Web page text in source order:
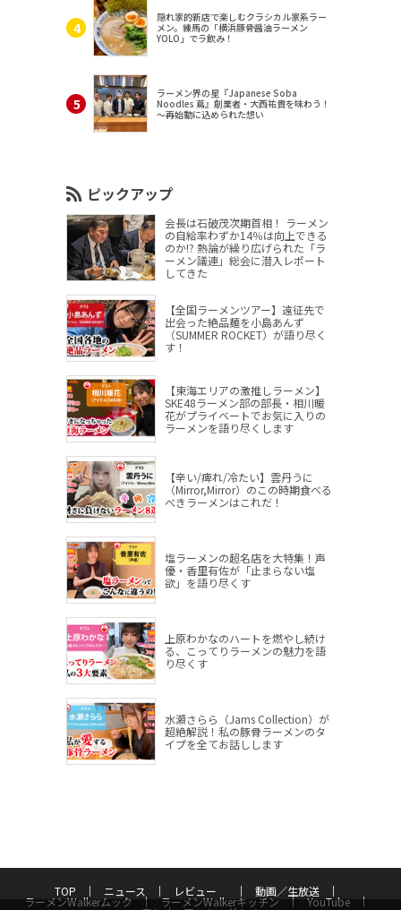
隠れ家的新店で楽しむクラシカル家系ラー
メン。練馬の「横浜豚骨醤油ラーメン
YOLO」でラ飲み！
ラーメン界の星『Japanese Soba
Noodles 蔦』創業者・大西祐貴を味わう！
～再始動に込められた想い
ピックアップ
会長は石破茂次期首相！ ラーメン
の自給率わずか14％は向上できる
のか!? 熱論が繰り広げられた「ラ
ーメン議連」総会に潜入レポート
してきた
【全国ラーメンツアー】遠征先で
出会った絶品麺を小島あんず
（SUMMER ROCKET）が語り尽く
す！
【東海エリアの激推しラーメン】
SKE48ラーメン部の部長・相川暖
花がプライベートでお気に入りの
ラーメンを語り尽くします
【辛い/痺れ/冷たい】雲丹うに
（Mirror,Mirror）のこの時期食べる
べきラーメンはこれだ！
塩ラーメンの超名店を大特集！声
優・香里有佐が「止まらない塩
欲」を語り尽くす
上原わかなのハートを燃やし続け
る、こってりラーメンの魅力を語
り尽くす
水瀬さらら（Jams Collection）が
超絶解説！私の豚骨ラーメンのタ
イプを全てお話しします
TOP ニュース レビュー 動画／生放送
ラーメンWalkerムック ラーメンWalkerキッチン YouTube